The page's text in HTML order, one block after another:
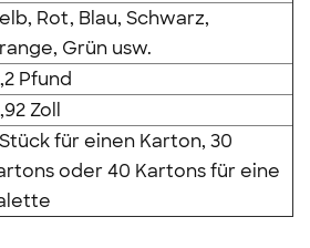
Rot, Blau, Schwarz,
Grün usw.
Pfund
Zoll
für einen Karton, 30
oder 40 Kartons für eine